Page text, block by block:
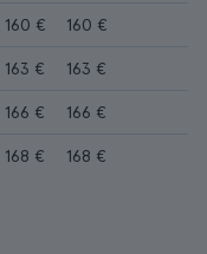
160 € 160 €
163 € 163 €
166 € 166 €
168 € 168 €